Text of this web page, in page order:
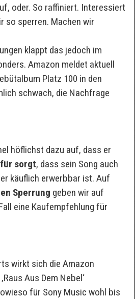
oder. So raffiniert. Interessiert
so sperren. Machen wir
klappt das jedoch im
Amazon meldet aktuell
Platz 100 in den
schwach, die Nachfrage
höflichst dazu auf, dass er
sorgt, dass sein Song auch
käuflich erwerbbar ist. Auf
Sperrung geben wir auf
eine Kaufempfehlung für
wirkt sich die Amazon
Aus Dem Nebel‘
für Sony Music wohl bis